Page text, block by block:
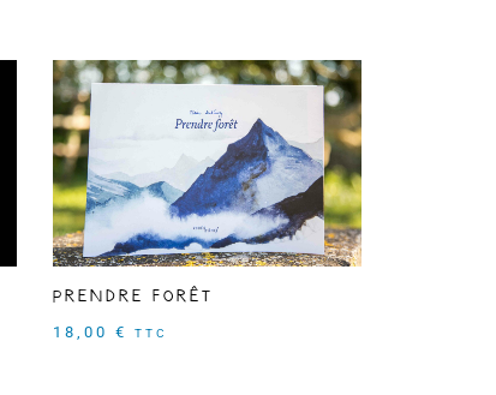
Prendre forêt
18,00 € TTC